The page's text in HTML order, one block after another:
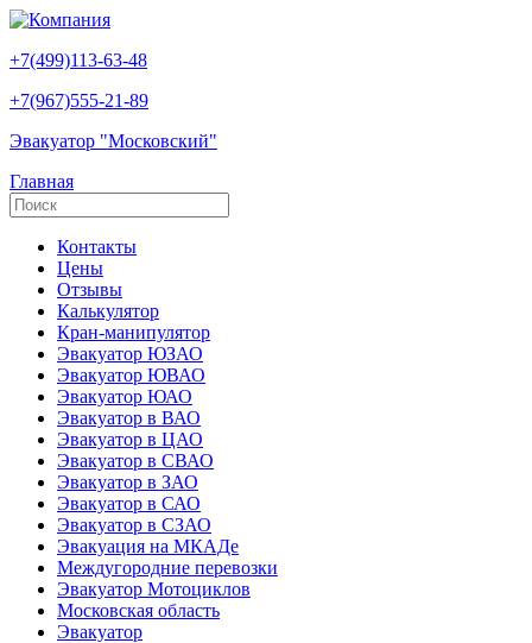
+7(499)113-63-48
+7(967)555-21-89
Эвакуатор "Московский"
Главная
Контакты
Цены
Отзывы
Калькулятор
Кран-манипулятор
Эвакуатор ЮЗАО
Эвакуатор ЮВАО
Эвакуатор ЮАО
Эвакуатор в ВАО
Эвакуатор в ЦАО
Эвакуатор в СВАО
Эвакуатор в ЗАО
Эвакуатор в САО
Эвакуатор в СЗАО
Эвакуация на МКАДе
Междугородние перевозки
Эвакуатор Мотоциклов
Московская область
Эвакуатор